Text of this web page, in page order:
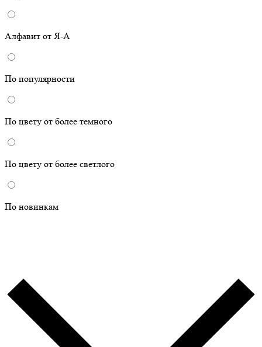
Алфавит от Я-А
По популярности
По цвету от более темного
По цвету от более светлого
По новинкам